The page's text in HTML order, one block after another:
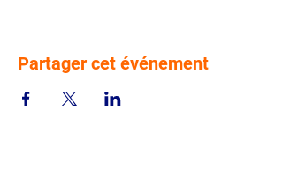
Partager cet événement